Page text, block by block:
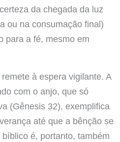
da chegada da luz
ou na consumação final)
para a fé, mesmo em
à espera vigilante. A
com o anjo, que só
(Gênesis 32), exemplifica
até que a bênção se
é, portanto, também